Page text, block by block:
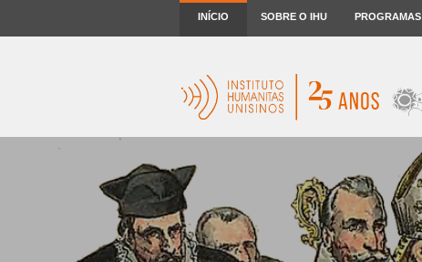
INÍCIO SOBRE O IHU PROGRAMAS